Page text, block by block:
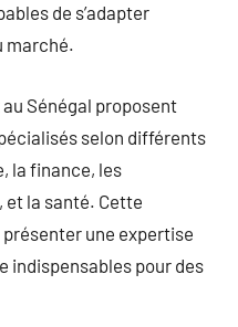
de s’adapter
marché.
Sénégal proposent
selon différents
la finance, les
et la santé. Cette
une expertise
indispensables pour des